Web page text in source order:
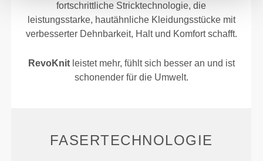
fortschrittliche Stricktechnologie, die
leistungsstarke, hautähnliche Kleidungsstücke mit
verbesserter Dehnbarkeit, Halt und Komfort schafft.
RevoKnitleistet mehr, fühlt sich besser an und ist
schonender für die Umwelt.
FASERTECHNOLOGIE